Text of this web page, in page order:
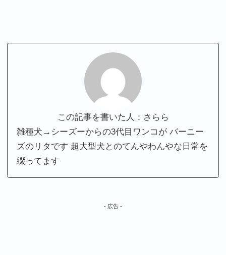
この記事を書いた人：さらら
雑種犬→シーズーからの3代目ワンコが バーニー
ズのリタです 超大型犬とのてんやわんやな日常を
綴ってます
- 広告 -